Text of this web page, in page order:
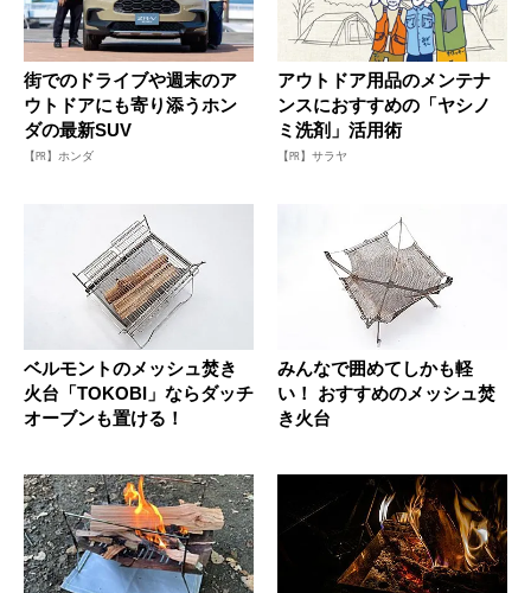
街でのドライブや週末のア
ウトドアにも寄り添うホン
ダの最新SUV
【PR】ホンダ
アウトドア用品のメンテナ
ンスにおすすめの「ヤシノ
ミ洗剤」活用術
【PR】サラヤ
ベルモントのメッシュ焚き
火台「TOKOBI」ならダッチ
オーブンも置ける！
みんなで囲めてしかも軽
い！ おすすめのメッシュ焚
き火台